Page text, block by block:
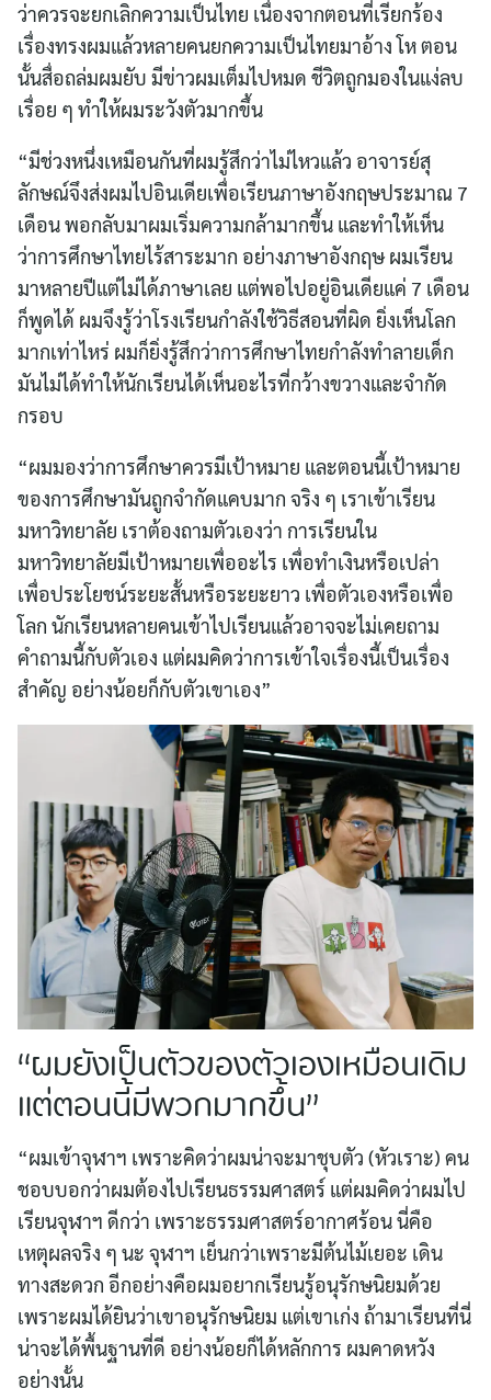
ว่าควรจะยกเลิกความเป็นไทย เนื่องจากตอนที่เรียกร้อง
เรื่องทรงผมแล้วหลายคนยกความเป็นไทยมาอ้าง โห ตอน
นั้นสื่อถล่มผมยับ มีข่าวผมเต็มไปหมด ชีวิตถูกมองในแง่ลบ
เรื่อย ๆ ทำให้ผมระวังตัวมากขึ้น
“มีช่วงหนึ่งเหมือนกันที่ผมรู้สึกว่าไม่ไหวแล้ว อาจารย์สุ
ลักษณ์จึงส่งผมไปอินเดียเพื่อเรียนภาษาอังกฤษประมาณ 7
เดือน พอกลับมาผมเริ่มความกล้ามากขึ้น และทำให้เห็น
ว่าการศึกษาไทยไร้สาระมาก อย่างภาษาอังกฤษ ผมเรียน
มาหลายปีแต่ไม่ได้ภาษาเลย แต่พอไปอยู่อินเดียแค่ 7 เดือน
ก็พูดได้ ผมจึงรู้ว่าโรงเรียนกำลังใช้วิธีสอนที่ผิด ยิ่งเห็นโลก
มากเท่าไหร่ ผมก็ยิ่งรู้สึกว่าการศึกษาไทยกำลังทำลายเด็ก
มันไม่ได้ทำให้นักเรียนได้เห็นอะไรที่กว้างขวางและจำกัด
กรอบ
“ผมมองว่าการศึกษาควรมีเป้าหมาย และตอนนี้เป้าหมาย
ของการศึกษามันถูกจำกัดแคบมาก จริง ๆ เราเข้าเรียน
มหาวิทยาลัย เราต้องถามตัวเองว่า การเรียนใน
มหาวิทยาลัยมีเป้าหมายเพื่ออะไร เพื่อทำเงินหรือเปล่า
เพื่อประโยชน์ระยะสั้นหรือระยะยาว เพื่อตัวเองหรือเพื่อ
โลก นักเรียนหลายคนเข้าไปเรียนแล้วอาจจะไม่เคยถาม
คำถามนี้กับตัวเอง แต่ผมคิดว่าการเข้าใจเรื่องนี้เป็นเรื่อง
สำคัญ อย่างน้อยก็กับตัวเขาเอง”
“ผมยังเป็นตัวของตัวเองเหมือนเดิม
แต่ตอนนี้มีพวกมากขึ้น”
“ผมเข้าจุฬาฯ เพราะคิดว่าผมน่าจะมาชุบตัว (หัวเราะ) คน
ชอบบอกว่าผมต้องไปเรียนธรรมศาสตร์ แต่ผมคิดว่าผมไป
เรียนจุฬาฯ ดีกว่า เพราะธรรมศาสตร์อากาศร้อน นี่คือ
เหตุผลจริง ๆ นะ จุฬาฯ เย็นกว่าเพราะมีต้นไม้เยอะ เดิน
ทางสะดวก อีกอย่างคือผมอยากเรียนรู้อนุรักษนิยมด้วย
เพราะผมได้ยินว่าเขาอนุรักษนิยม แต่เขาเก่ง ถ้ามาเรียนที่นี่
น่าจะได้พื้นฐานที่ดี อย่างน้อยก็ได้หลักการ ผมคาดหวัง
อย่างนั้น